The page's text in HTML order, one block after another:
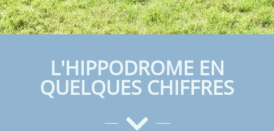
HIPPODROME DE
BORDEAUX - LE
BOUSCATL'HIPPODROME EN
QUELQUES CHIFFRES